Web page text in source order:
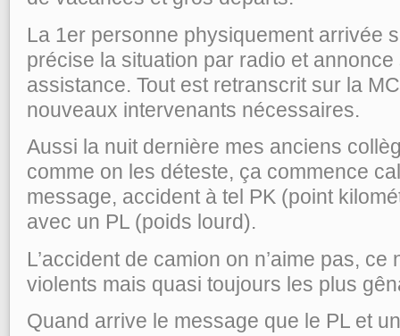
La 1er personne physiquement arrivée
précise la situation par radio et
assistance. Tout est retranscrit sur la
nouveaux intervenants nécessaires.
Aussi la nuit dernière mes anciens
comme on les déteste, ça commence
message, accident à tel PK (point
avec un PL (poids lourd).
L’accident de camion on n’aime pas, ce
violents mais quasi toujours les plus
Quand arrive le message que le PL et